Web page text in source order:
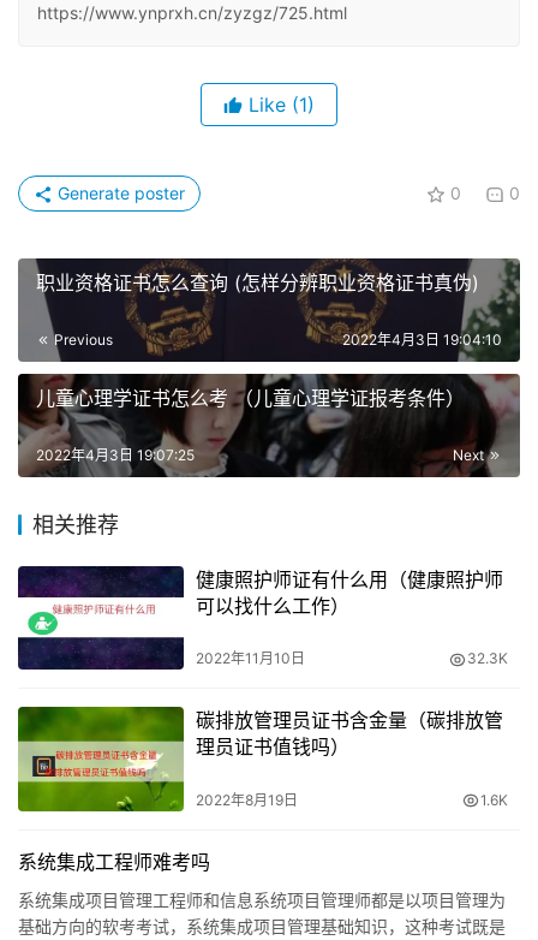
定标准学时数，并获得毕（结）业证书，在国家核心学术杂
（2）获心理学、教育学、医学硕士学位，见习本职业工作
并获得毕（结）业证书，在国家核心学术杂志发表学术论文
一篇以上者；
（3）获心理学、教育学、医学博士学位，经高级心理咨询
师正规培训达规定标准学时数，并获毕（结）业证书者；
（4）具有心理学、教育学、医学专业副高职称以上，经高
级心理咨询师正规培训达规定标准学时数，并获得毕（结）
业证书者。
作中心理辅导4年左右，经心理咨询师级靠谱学习培训达要
求规范学时数，并获毕（结）业资格证书者。
（2）社会心理学、教育、医药学大学毕业或其他专硕大学
毕业，持续从业心理辅导本岗位工作中5年左右，经心理咨
询师级靠谱学习培训达要求规范学时数，并得到毕（结）业
资格证书者。
续从业心理辅导工作中3年左右，经心理咨询师级靠谱学习
培训达要求规范学时数，并得到毕（结）业资格证书者。
https://www.ynprxh.cn/zyzgz/725.html
Like (1)
0 0
Generate poster
职业资格证书怎么查询 (怎样分辨职业资格证书真伪)
Previous 2022年4月3日 19:04:10
儿童心理学证书怎么考 （儿童心理学证报考条件）
Next
2022年4月3日 19:07:25
相关推荐
健康照护师证有什么用（健康照护师
可以找什么工作）
2022年11月10日 32.3K
碳排放管理员证书含金量（碳排放管
理员证书值钱吗）
2022年8月19日 1.6K
系统集成工程师难考吗
系统集成项目管理工程师和信息系统项目管理师都是以项目管理为
基础方向的软考考试，系统集成项目管理基础知识，这种考试既是